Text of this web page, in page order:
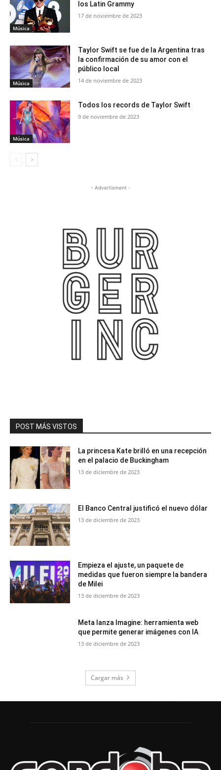
Música
los Latin Grammy
17 de noviembre de 2023
Música
Taylor Swift se fue de la Argentina tras
la confirmación de su amor con el
público local
14 de noviembre de 2023
Música
Todos los records de Taylor Swift
9 de noviembre de 2023
- Advertisment -
POST MÁS VISTOS
La princesa Kate brilló en una recepción
en el palacio de Buckingham
13 de diciembre de 2023
El Banco Central justificó el nuevo dólar
13 de diciembre de 2023
Empieza el ajuste, un paquete de
medidas que fueron siempre la bandera
de Milei
13 de diciembre de 2023
Meta lanza Imagine: herramienta web
que permite generar imágenes con IA
13 de diciembre de 2023
Cargar más